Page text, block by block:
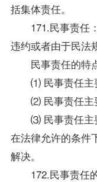
括集体责任。
171.民事责任：
违约或者由于民法
民事责任的特
⑴ 民事责任主要
⑵ 民事责任主要
⑶ 民事责任主要
在法律允许的条件
解决。
172.民事责任的